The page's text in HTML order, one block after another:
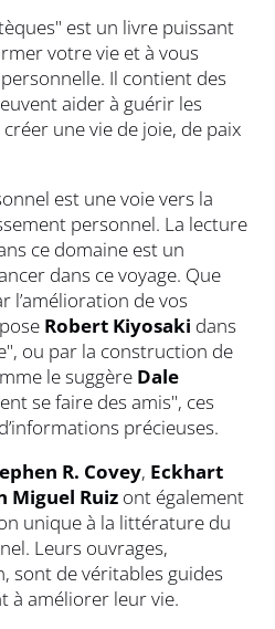
est un livre puissant
votre vie et à vous
Il contient des
aider à guérir les
une vie de joie, de paix
est une voie vers la
personnel. La lecture
ce domaine est un
dans ce voyage. Que
l’amélioration de vos
Robert Kiyosaki dans
ou par la construction de
le suggère Dale
se faire des amis", ces
précieuses.
R. Covey, Eckhart
Miguel Ruiz ont également
unique à la littérature du
Leurs ouvrages,
sont de véritables guides
à améliorer leur vie.